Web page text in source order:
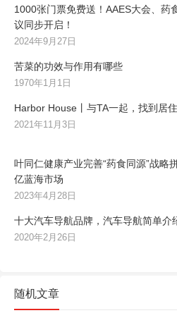
1000张门票免费送！AAES大会、药
议同步开启！
2024年9月27日
苦菜的功效与作用有哪些
1970年1月1日
Harbor House丨与TA一起，找到居
2021年11月3日
叶同仁健康产业完善“药食同源”战略
亿蓝海市场
2023年4月28日
十大汽车导航品牌，汽车导航简单介
2020年2月26日
随机文章